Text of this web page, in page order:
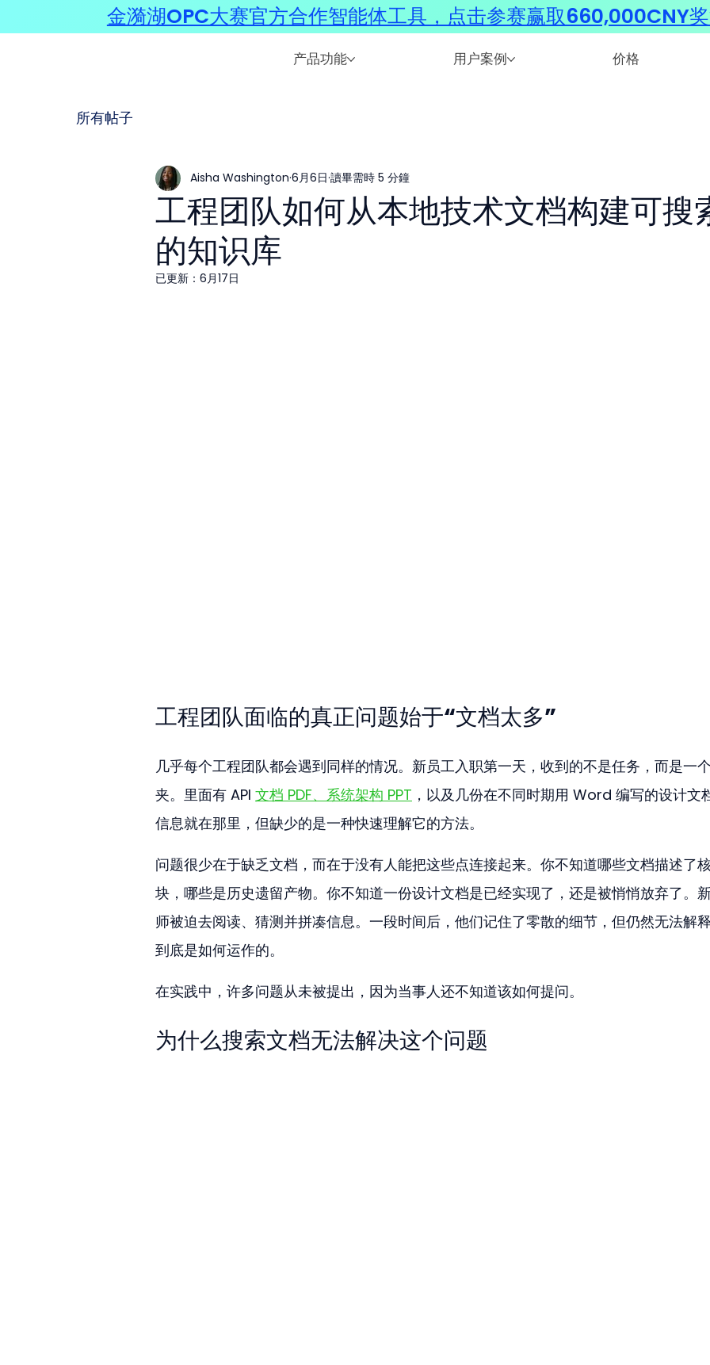
产品功能 用户案例 价格
所有帖子
工程团队如何从本地技术文档构建可搜
的知识库
Aisha Washington 6月6日 讀畢需時 5 分鐘
已更新： 6月17日
工程团队面临的真正问题始于“文档太多”
几乎每个工程团队都会遇到同样的情况。新员工入职第一天，收到的不是任务，而是一
夹。里面有 API 文档 PDF、系统架构 PPT ，以及几份在不同时期用 Word 编写的设计文
信息就在那里，但缺少的是一种快速理解它的方法。
问题很少在于缺乏文档，而在于没有人能把这些点连接起来。你不知道哪些文档描述了
块，哪些是历史遗留产物。你不知道一份设计文档是已经实现了，还是被悄悄放弃了。
师被迫去阅读、猜测并拼凑信息。一段时间后，他们记住了零散的细节，但仍然无法解
到底是如何运作的。
在实践中，许多问题从未被提出，因为当事人还不知道该如何提问。
为什么搜索文档无法解决这个问题
金漪湖OPC大赛官方合作智能体工具，点击参赛赢取660,000CNY奖